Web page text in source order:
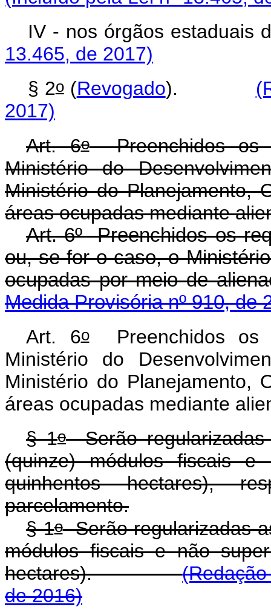
IV - nos órgãos
13.465, de 2017)
§ 2o(Revogado).
2017)
Art. 6oPreenchidos os
Ministério do
Ministério do Planejamento,
áreas ocupadas mediante
Art. 6º Preenchidos os
ou, se for o caso, o
ocupadas por meio de
Medida Provisória nº 910, de
Art. 6oPreenchidos os
Ministério do
Ministério do Planejamento,
áreas ocupadas mediante
§ 1oSerão regularizadas
(quinze) módulos fiscais
quinhentos hectares),
parcelamento.
§ 1oSerão regularizadas
módulos fiscais e não
hectares).
de 2016)